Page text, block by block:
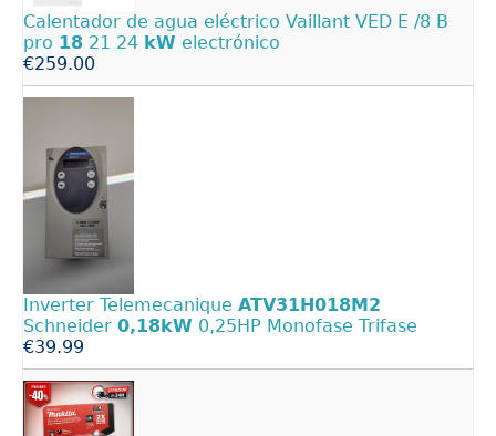
Calentador de agua eléctrico Vaillant VED E /8 B
pro 18 21 24 kW electrónico
€259.00
Inverter Telemecanique ATV31H018M2
Schneider 0,18kW 0,25HP Monofase Trifase
€39.99